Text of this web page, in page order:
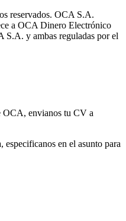
reservados. OCA S.A.
a OCA Dinero Electrónico
S.A. y ambas reguladas por el
OCA, envianos tu CV a
especificanos en el asunto para